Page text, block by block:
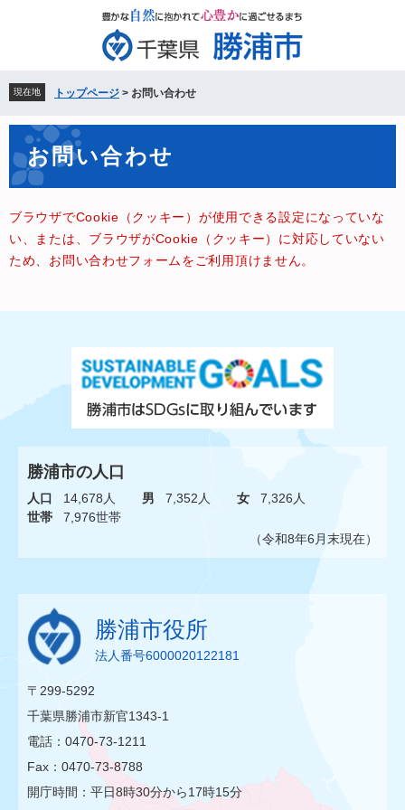
先
頭
で
を
飛
ば
本
へ
現在地 トップページ > お問い合わせ
文 お問い合わせ
ブラウザでCookie（クッキー）が使用できる設定になっていな
い、または、ブラウザがCookie（クッキー）に対応していない
ため、お問い合わせフォームをご利用頂けません。
勝浦市の人口
人口 14,678人 男 7,352人 女
7,326人
世帯
7,976世帯
（令和8年6月末現在）
勝浦市役所
法人番号6000020122181
〒299-5292
千葉県勝浦市新官1343-1
電話：0470-73-1211
Fax：0470-73-8788
開庁時間：平日8時30分から17時15分